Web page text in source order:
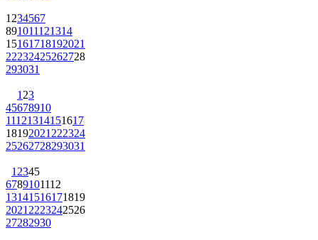
1 234567
891011121314
15161718192021
22232425262728
293031
1 23
45678910
11121314151617
18192021 222324
25262728293031
1 2345
6789101112
13141516171819
2021 2223242526
27282930